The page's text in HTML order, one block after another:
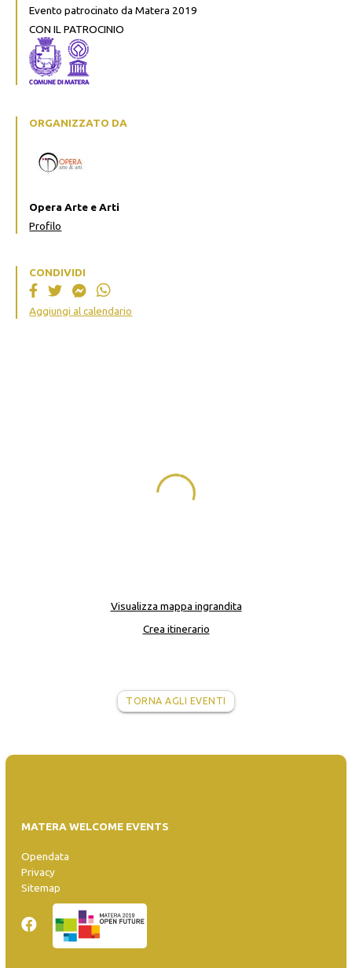
Evento patrocinato da Matera 2019
CON IL PATROCINIO
ORGANIZZATO DA
Opera Arte e Arti
Profilo
CONDIVIDI
Aggiungi al calendario
Visualizza mappa ingrandita
Crea itinerario
TORNA AGLI EVENTI
MATERA WELCOME EVENTS
Opendata
Privacy
Sitemap